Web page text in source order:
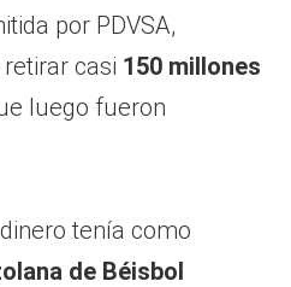
por PDVSA,
casi 150 millones
luego fueron
tenía como
de Béisbol